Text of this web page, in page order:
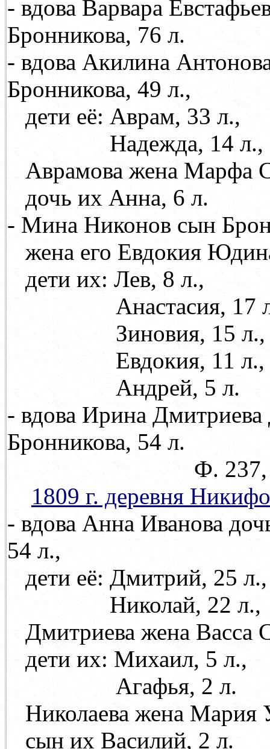
- вдова Варвара
Бронникова, 76 л.
- вдова Акилина
Бронникова, 49 л.,
дети её: Аврам, 33 л.,
Надежда, 14 л.,
Аврамова жена Марфа
дочь их Анна, 6 л.
- Мина Никонов сын
жена его Евдокия
дети их: Лев, 8 л.,
Анастасия, 17
Зиновия, 15 л.,
Евдокия, 11 л.,
Андрей, 5 л.
- вдова Ирина
Бронникова, 54 л.
Ф. 237, оп. 71,
1809 г. деревня
- вдова Анна Иванова
54 л.,
дети её: Дмитрий, 25 л.,
Николай, 22 л.,
Дмитриева жена Васса
дети их: Михаил, 5 л.,
Агафья, 2 л.
Николаева жена Мария
сын их Василий, 2 л.